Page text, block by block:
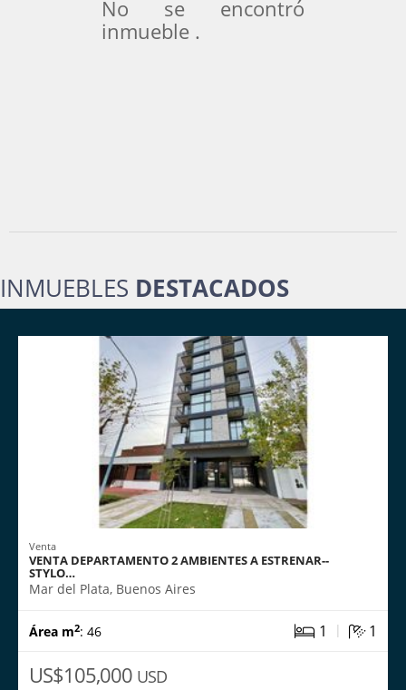
No se encontró
inmueble .
INMUEBLES DESTACADOS
Venta
VENTA DEPARTAMENTO 2 AMBIENTES A ESTRENAR--
STYLO…
Mar del Plata, Buenos Aires
Área m2: 46 1 | 1
US$105,000 USD